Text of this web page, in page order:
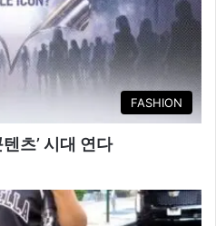
FASHION
츠’ 시대 연다